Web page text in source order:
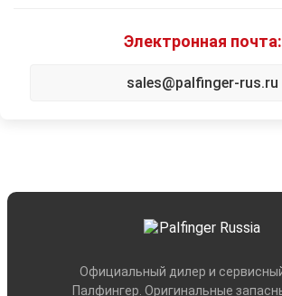
Электронная почта:
sales@palfinger-rus.ru